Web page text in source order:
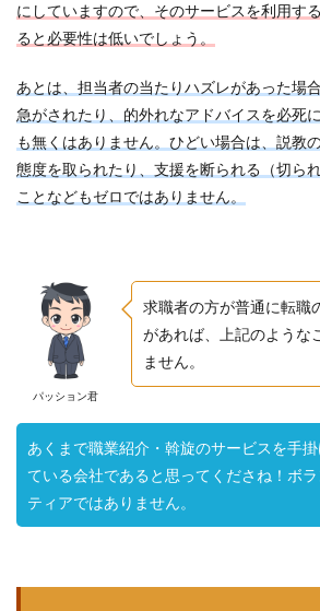
にしていますので、そのサービスを利用す
ると必要性は低いでしょう。
あとは、担当者の当たりハズレがあった場
急がされたり、的外れなアドバイスを必死
も無くはありません。ひどい場合は、説教
態度を取られたり、支援を断られる（切ら
ことなどもゼロではありません。
パッション君
求職者の方が普通に転職
があれば、上記のような
ません。
あくまで職業紹介・斡旋のサービスを手掛
ている会社であると思ってくださね！ボラ
ティアではありません。